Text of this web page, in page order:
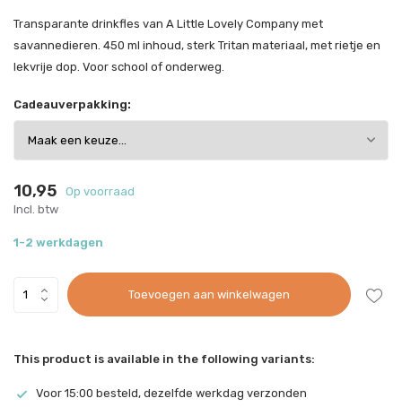
Transparante drinkfles van A Little Lovely Company met
savannedieren. 450 ml inhoud, sterk Tritan materiaal, met rietje en
lekvrije dop. Voor school of onderweg.
Cadeauverpakking:
10,95
Op voorraad
Incl. btw
1-2 werkdagen
Toevoegen aan winkelwagen
This product is available in the following variants:
Voor 15:00 besteld, dezelfde werkdag verzonden